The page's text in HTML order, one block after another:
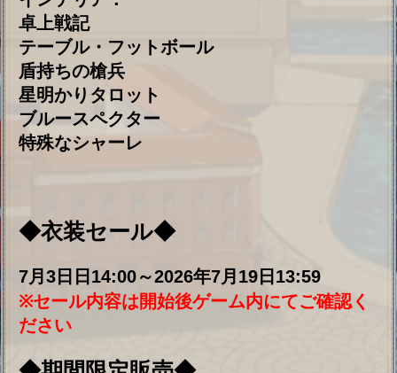
内容：誓約の指輪×2、ボーキサイト×1000
2. 戦利品イベントのアイテムセット
時間：7月3日日14:00～7月19日13:59
回数：一日一回
価格：500ダイヤ
内容：高速修復材×20、戦利品×50
3. 戦利品イベントのインテリアセット
時間：7月3日日14:00～7月19日13:59
回数：一日一回
１．一日最大50個の戦利品しか入手できませ
２．戦利品ショップにて各種の賞品と交換で
きます。
３．戦利品ショップないの賞品の交換回数に
限りがあります。
イベント期間外でも、期間限定ではない